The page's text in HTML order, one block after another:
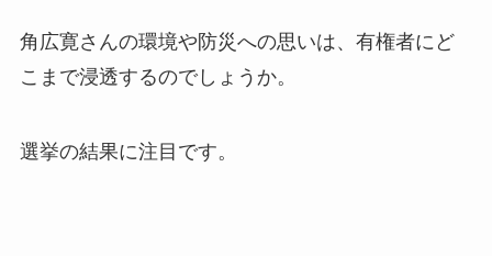
角広寛さんの環境や防災への思いは、有権者にど
こまで浸透するのでしょうか。
選挙の結果に注目です。